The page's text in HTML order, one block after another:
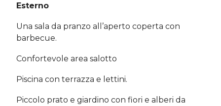
Esterno
Una sala da pranzo all’aperto coperta con
barbecue.
Confortevole area salotto
Piscina con terrazza e lettini.
Piccolo prato e giardino con fiori e alberi da